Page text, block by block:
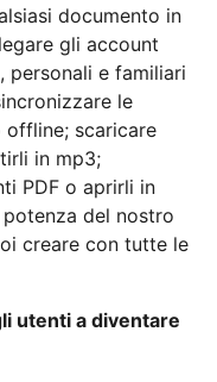
documento in
gli account
personali e familiari
le
scaricare
in mp3;
PDF o aprirli in
del nostro
creare con tutte le
utenti a diventare